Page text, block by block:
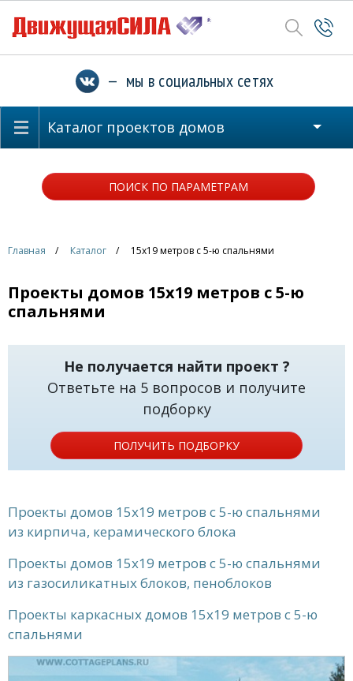
— мы в социальных сетях
Каталог проектов домов
ПОИСК ПО ПАРАМЕТРАМ
Главная Каталог 15x19 метров с 5-ю спальнями
Проекты домов 15x19 метров с 5-ю
спальнями
Не получается найти проект ?
Ответьте на 5 вопросов и получите
подборку
ПОЛУЧИТЬ ПОДБОРКУ
Проекты домов 15x19 метров с 5-ю спальнями
из кирпича, керамического блока
Проекты домов 15x19 метров с 5-ю спальнями
из газосиликатных блоков, пеноблоков
Проекты каркасных домов 15x19 метров с 5-ю
спальнями